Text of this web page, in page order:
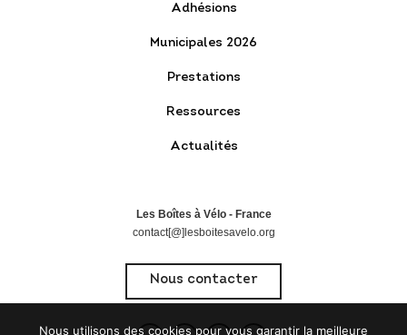
Adhésions
Municipales 2026
Prestations
Ressources
Actualités
Les Boîtes à Vélo - France
contact[@]lesboitesavelo.org
Nous contacter
Nous utilisons des cookies pour vous garantir la meilleure